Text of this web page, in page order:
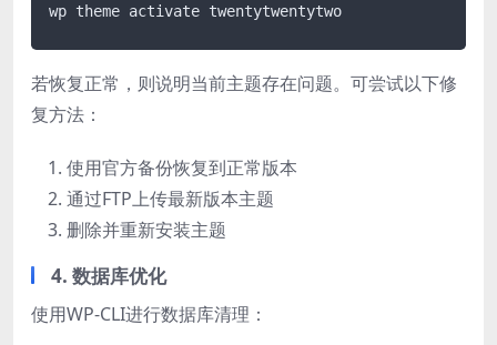
若恢复正常，则说明当前主题存在问题。可尝试以下修
复方法：
使用官方备份恢复到正常版本
通过FTP上传最新版本主题
删除并重新安装主题
4. 数据库优化
使用WP-CLI进行数据库清理：